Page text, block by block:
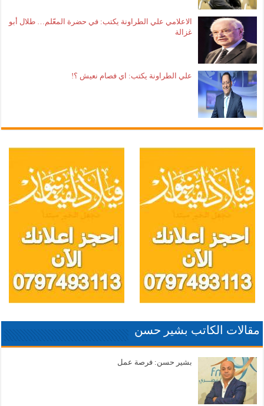
الاعلامي علي الطراونة يكتب: في حضرة المعّلم… طلال أبو
غزالة
علي الطراونة يكتب: اي فصام نعيش ؟!
مقالات الكاتب بشير حسن
بشير حسن: فرصة عمل